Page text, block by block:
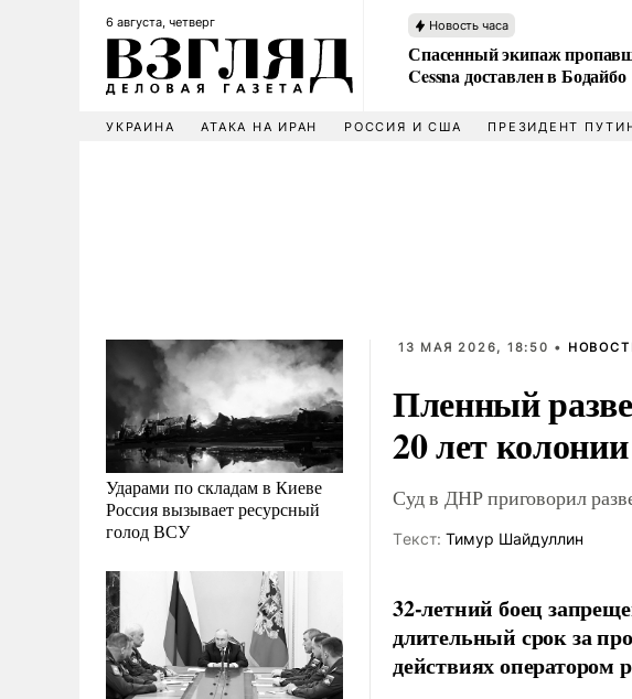
6 августа, четверг Новость часа
Спасенный экипаж
Cessna доставлен в Бодайбо
УКРАИНА АТАКА НА ИРАН РОССИЯ И США ПРЕЗИДЕНТ
Ударами по складам в Киеве
Россия вызывает ресурсный
голод ВСУ
13 МАЯ 2026, 18:50 •
Пленный
20 лет колонии
Суд в ДНР приговорил
Tекст: Тимур Шайдуллин
32-летний боец
длительный срок за
действиях оператором